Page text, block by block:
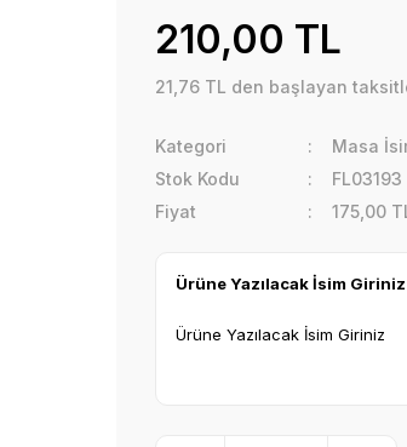
210,00 TL
21,76 TL den başlayan
Kategori
Masa
Stok Kodu
FL03193
Fiyat
175,00
Ürüne Yazılacak İsim Giriniz
Ürüne Yazılacak İsim Giriniz